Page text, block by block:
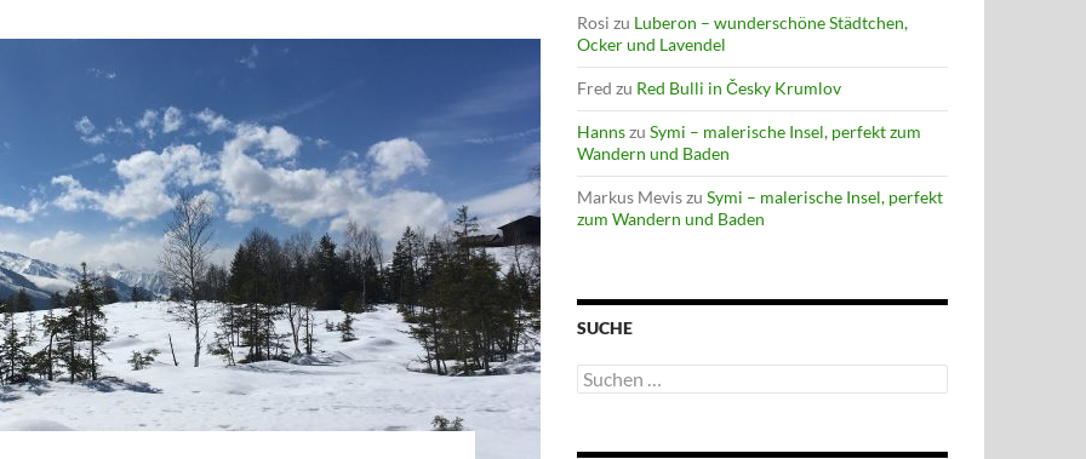
Rosi zu Luberon – wunderschöne Städtchen,
Ocker und Lavendel
Fred zu Red Bulli in Česky Krumlov
Hannszu Symi – malerische Insel, perfekt zum
Wandern und Baden
Markus Meviszu Symi – malerische Insel, perfekt
zum Wandern und Baden
SUCHE
Suchen
nach: